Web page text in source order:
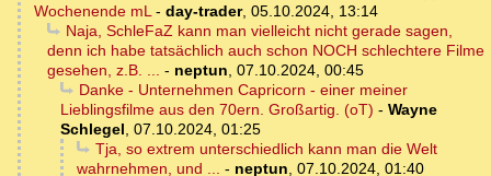
Wochenende mL- day-trader, 05.10.2024, 13:14
Naja, SchleFaZ kann man vielleicht nicht gerade sagen,
denn ich habe tatsächlich auch schon NOCH schlechtere Filme
gesehen, z.B. ... - neptun, 07.10.2024, 00:45
Danke - Unternehmen Capricorn - einer meiner
Lieblingsfilme aus den 70ern. Großartig. (oT) - Wayne
Schlegel, 07.10.2024, 01:25
Tja, so extrem unterschiedlich kann man die Welt
wahrnehmen, und ... - neptun, 07.10.2024, 01:40